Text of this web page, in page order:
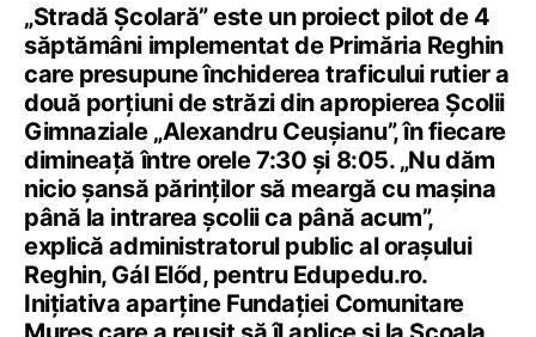
„Stradă Şcolară” este un proiect pilot de 4
săptămâni implementat de Primăria Reghin
care presupune închiderea traficului rutier a
două porţiuni de străzi din apropierea Şcolii
Gimnaziale „Alexandru Ceuşianu”, în fiecare
dimineață între orele 7:30 și 8:05. „Nu dăm
nicio șansă părinților să meargă cu mașina
până la intrarea școlii ca până acum”,
explică administratorul public al orașului
Reghin, Gál Előd, pentru Edupedu.ro.
Inițiativa aparține Fundației Comunitare